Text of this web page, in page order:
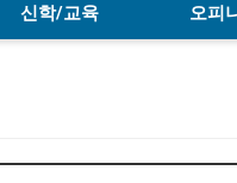
신학/교육 오피